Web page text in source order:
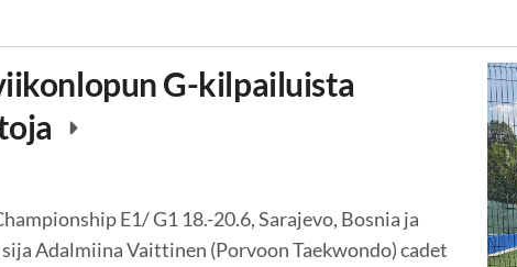
G-kilpailuista
E1/ G1 18.-20.6, Sarajevo, Bosnia ja
Adalmiina Vaittinen (Porvoon Taekwondo) cadet